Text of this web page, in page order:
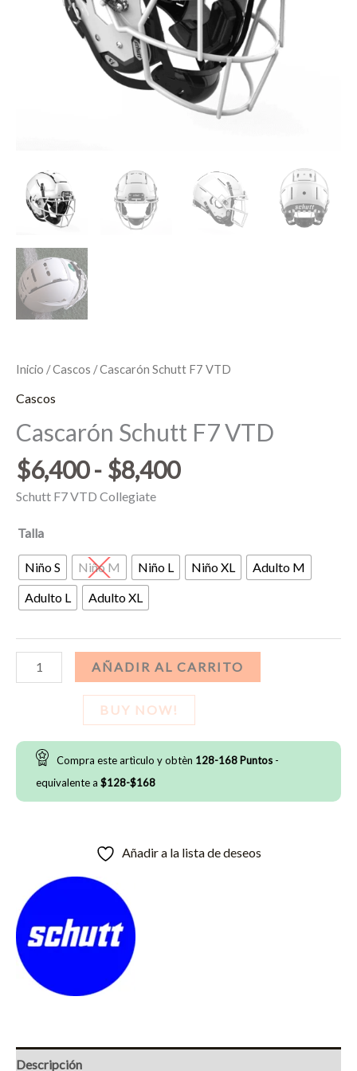
Inicio /Cascos / Cascarón Schutt F7 VTD
Cascos
Cascarón Schutt F7 VTD
$6,400- $8,400Rango
$6,400
hasta
Schutt F7 VTD Collegiate
Talla
Niño S Niño M Niño L Niño XL
Adulto M
Adulto L
Adulto XL
Cascarón
Schutt
cantidad
AÑADIR AL CARRITO
BUY NOW!
Compra este artìculo y obtèn 128-168 Puntos -
equivalente a $128-$168
Añadir a la lista de deseos
Descripción